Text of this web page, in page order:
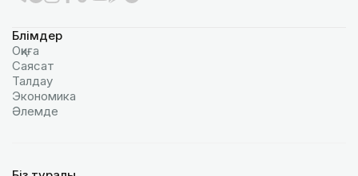
Бөлімдер
Оқиға
Саясат
Талдау
Экономика
Әлемде